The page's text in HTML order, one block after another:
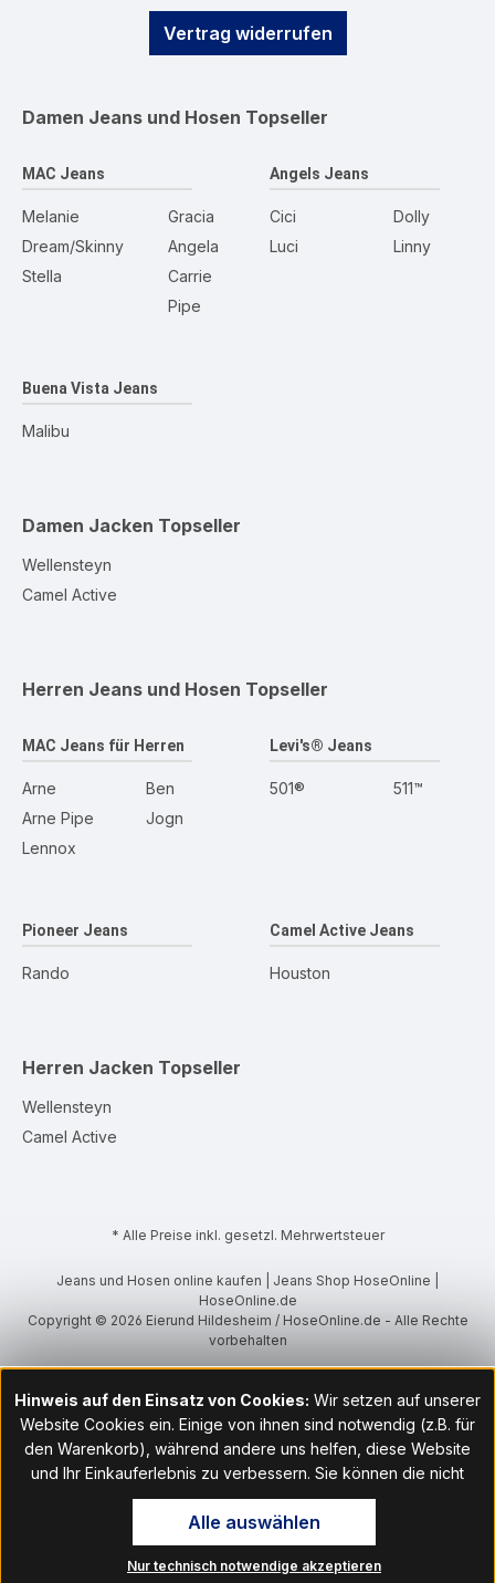
Vertrag widerrufen
Damen Jeans und Hosen Topseller
MAC Jeans
Melanie
Dream/Skinny
Stella
Gracia
Angela
Carrie
Pipe
Angels Jeans
Cici
Luci
Dolly
Linny
Buena Vista Jeans
Malibu
Damen Jacken Topseller
Wellensteyn
Camel Active
Herren Jeans und Hosen Topseller
MAC Jeans für Herren
Arne
Arne Pipe
Lennox
Ben
Jogn
Levi's® Jeans
501® 511™
Pioneer Jeans
Rando
Camel Active Jeans
Houston
Herren Jacken Topseller
Wellensteyn
Camel Active
* Alle Preise inkl. gesetzl. Mehrwertsteuer
Jeans und Hosen online kaufen | Jeans Shop HoseOnline |
HoseOnline.de
Copyright © 2026 Eierund Hildesheim / HoseOnline.de - Alle Rechte
vorbehalten
Hinweis auf den Einsatz von Cookies: Wir setzen auf unserer
Website Cookies ein. Einige von ihnen sind notwendig (z.B. für
den Warenkorb), während andere uns helfen, diese Website
und Ihr Einkauferlebnis zu verbessern. Sie können die nicht
notwendigen Cookies mit Klick auf „OK“ akzeptieren oder per
Klick auf "Nur technisch notwendige akzeptieren" ablehnen. Den
Zugang zu den Cookie-Einstellungen finden Sie im Fußbereich
unserer Website im Menüpunkt „Informationen“. Dort können Sie
Nur technisch notwendige akzeptieren
Alle auswählen